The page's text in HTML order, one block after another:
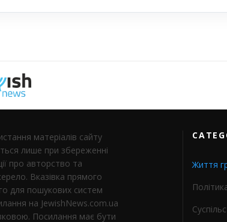
матеріалів сайту
лише при збереженні
про авторство та
Вказівка ​​прямого
для пошукових систем
на JewishNews.com.ua
Посилання має бути
Життя